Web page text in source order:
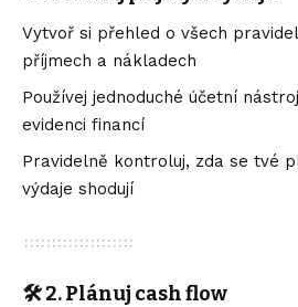
Vytvoř si přehled o všech
příjmech a nákladech
Používej jednoduché účetní
evidenci financí
Pravidelně kontroluj, zda se tvé
výdaje shodují
🛠️ 2. Plánuj cash flow